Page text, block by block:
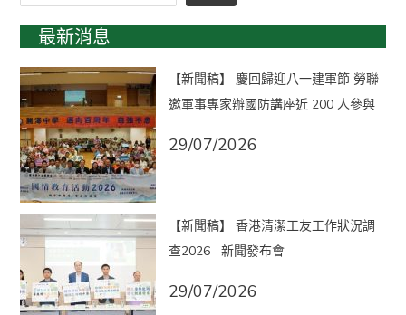
最新消息
【新聞稿】 慶回歸迎八一建軍節 勞聯
邀軍事專家辦國防講座近 200 人參與
29/07/2026
【新聞稿】 香港清潔工友工作狀況調
查2026 新聞發布會
29/07/2026